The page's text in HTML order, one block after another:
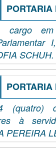
PORTARIA
cargo
SCHUH.
PORTARIA
(quatro)
à
PEREIRA